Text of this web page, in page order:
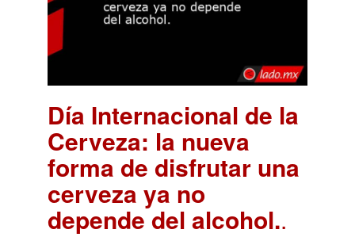
Día Internacional de la
Cerveza: la nueva
forma de disfrutar una
cerveza ya no
depende del alcohol..